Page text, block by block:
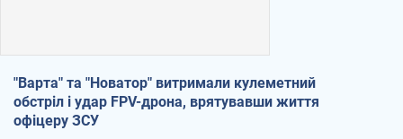
"Варта" та "Новатор" витримали кулеметний
обстріл і удар FPV-дрона, врятувавши життя
офіцеру ЗСУ